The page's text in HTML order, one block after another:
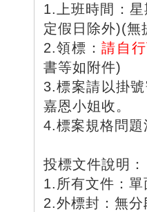
1.上班時間：
定假日除外)(無
2.領標：請自
書等如附件)
3.標案請以掛
嘉恩小姐收。
4.標案規格問
投標文件說明：
1.所有文件：
2.外標封：無